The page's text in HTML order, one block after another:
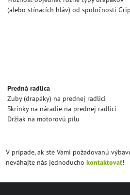
(alebo stínacích hláv) od spoločnosti
Predná radlica
Zuby (drapáky) na prednej radlici
Skrinky na náradie na prednej radlici
Držiak na motorovú pílu
V prípade, ak ste Vami požadovanú
neváhajte nás jednoducho kontaktovať!